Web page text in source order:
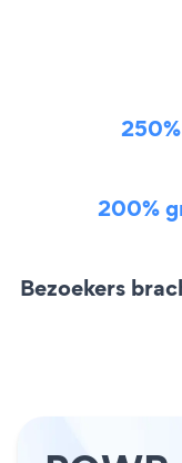
200%
Bezoekers